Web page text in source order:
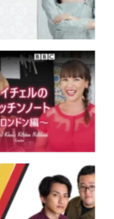
ンテレ
ように、一日一
一生懸命考えて
ように。